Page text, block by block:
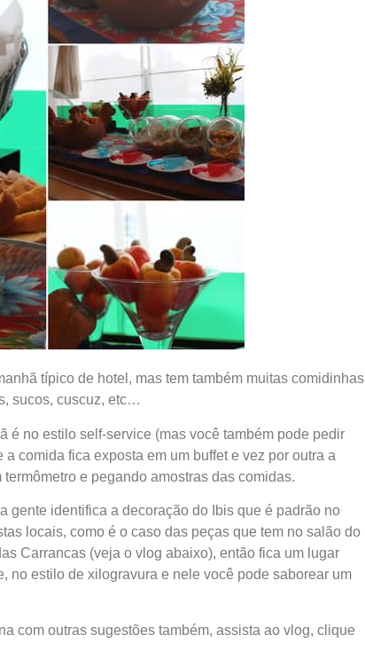
típico de hotel, mas tem também muitas comidinhas
sucos, cuscuz, etc…
é no estilo self-service (mas você também pode pedir
comida fica exposta em um buffet e vez por outra a
e pegando amostras das comidas.
gente identifica a decoração do Ibis que é padrão no
locais, como é o caso das peças que tem no salão do
Carrancas (veja o vlog abaixo), então fica um lugar
no estilo de xilogravura e nele você pode saborear um
com outras sugestões também, assista ao vlog, clique